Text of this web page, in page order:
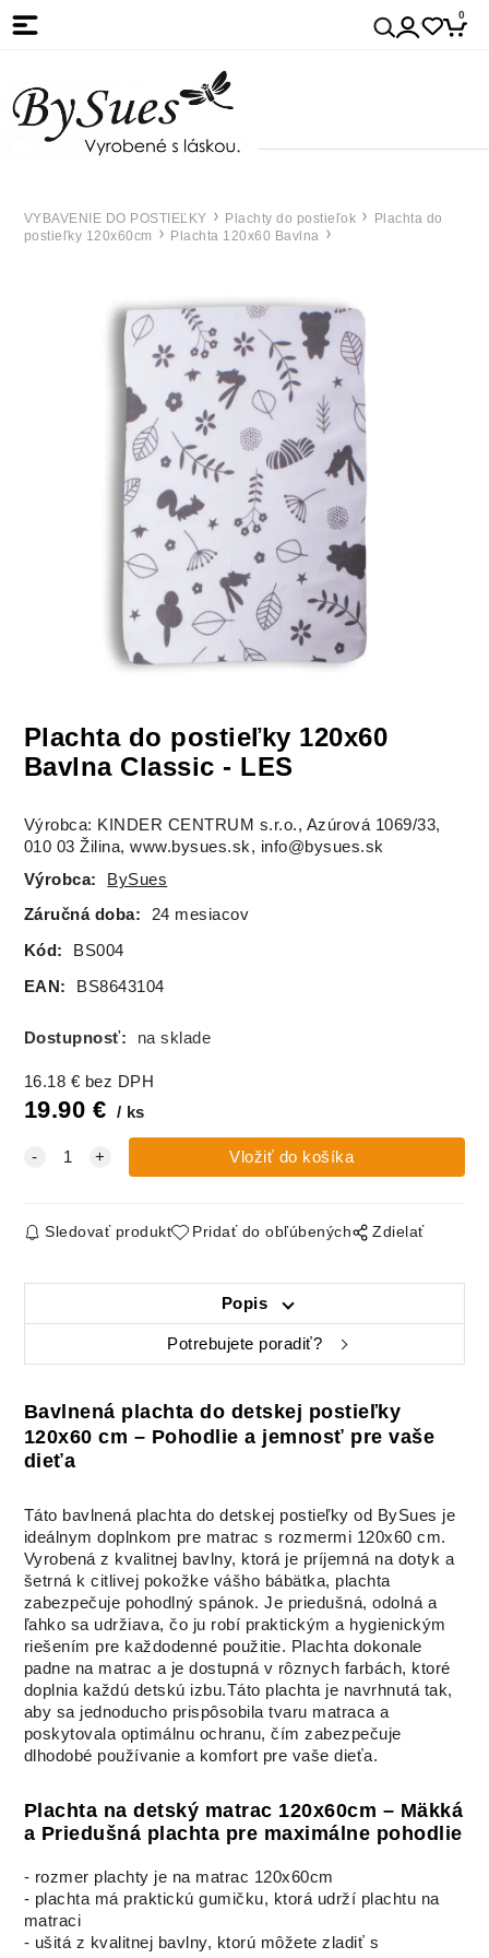
0
VYBAVENIE DO POSTIEĽKY Plachty do postieľok
Plachta do
postieľky 120x60cm
Plachta 120x60 Bavlna
Plachta do postieľky 120x60
Bavlna Classic - LES
Výrobca: KINDER CENTRUM s.r.o., Azúrová 1069/33,
010 03 Žilina, www.bysues.sk, info@bysues.sk
Výrobca:
BySues
Záručná doba: 24 mesiacov
Kód: BS004
EAN: BS8643104
Dostupnosť: na sklade
16.18 € bez DPH
19.90 € ks
Sledovať produkt Pridať do obľúbených Zdielať
Popis
Potrebujete poradiť?
Bavlnená plachta do detskej postieľky
120x60 cm – Pohodlie a jemnosť pre vaše
dieťa
Táto bavlnená plachta do detskej postieľky od BySues je
ideálnym doplnkom pre matrac s rozmermi 120x60 cm.
Vyrobená z kvalitnej bavlny, ktorá je príjemná na dotyk a
šetrná k citlivej pokožke vášho bábätka, plachta
zabezpečuje pohodlný spánok. Je priedušná, odolná a
ľahko sa udržiava, čo ju robí praktickým a hygienickým
riešením pre každodenné použitie. Plachta dokonale
padne na matrac a je dostupná v rôznych farbách, ktoré
doplnia každú detskú izbu.Táto plachta je navrhnutá tak,
aby sa jednoducho prispôsobila tvaru matraca a
poskytovala optimálnu ochranu, čím zabezpečuje
dlhodobé používanie a komfort pre vaše dieťa.
Plachta na detský matrac 120x60cm – Mäkká
a Priedušná plachta pre maximálne pohodlie
- rozmer plachty je na matrac 120x60cm
- plachta má praktickú gumičku, ktorá udrží plachtu na
matraci
- ušitá z kvalitnej bavlny, ktorú môžete zladiť s